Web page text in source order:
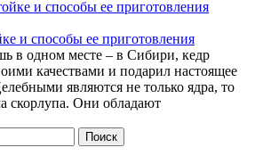
и способы ее приготовления
в одном месте – в Сибири, кедр
качествами и подарил настоящее
являются не только ядра, то
скорлупа. Они обладают